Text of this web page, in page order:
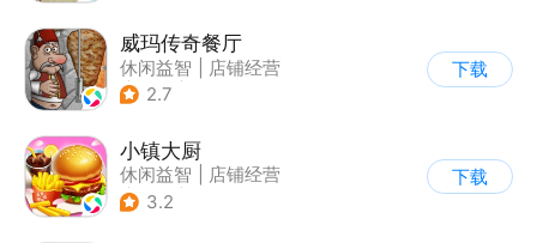
威玛传奇餐厅
休闲益智
店铺经营
| 美食
2.7
下载
小镇大厨
休闲益智
店铺经营
| 美食
3.2
下载